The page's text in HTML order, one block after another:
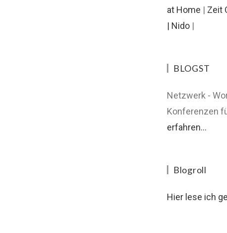
at Home | Zeit
| Nido |
BLOGST
Netzwerk -
Konferenzen
erfahren...
Blogroll
Hier lese ich